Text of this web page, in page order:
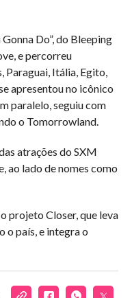
Do”, do Bleeping
e percorreu
Paraguai, Itália, Egito,
apresentou no icônico
paralelo, seguiu com
o Tomorrowland.
atrações do SXM
ao lado de nomes como
projeto Closer, que leva
o país, e integra o